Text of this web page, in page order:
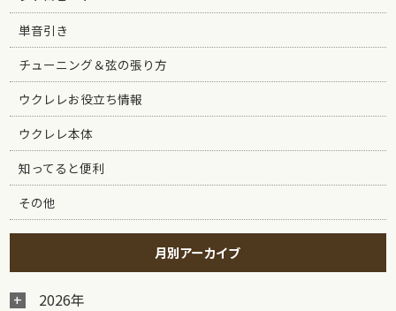
単音引き
チューニング＆弦の張り方
ウクレレお役立ち情報
ウクレレ本体
知ってると便利
その他
月別アーカイブ
2026年